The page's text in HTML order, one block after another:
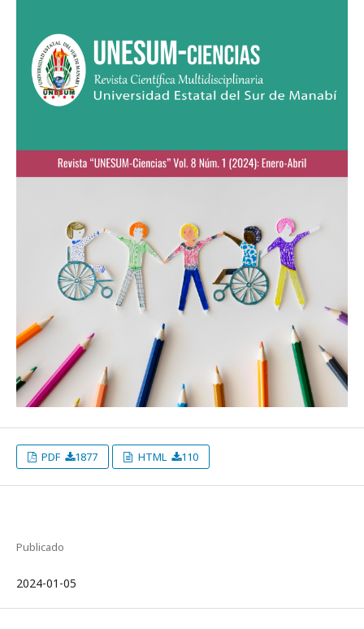
PDF 1877 HTML 110
Publicado
2024-01-05